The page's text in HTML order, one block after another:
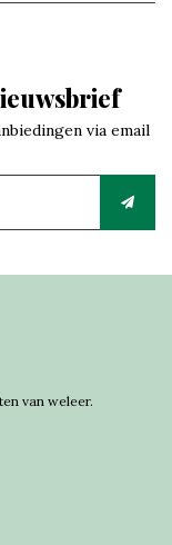
via email
van weleer.